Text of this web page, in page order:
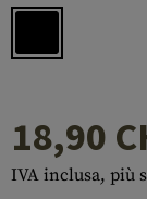
18,90
IVA inclusa, più